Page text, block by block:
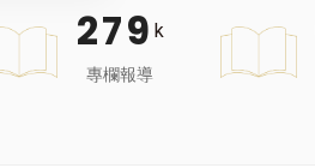
279 k
專欄報導